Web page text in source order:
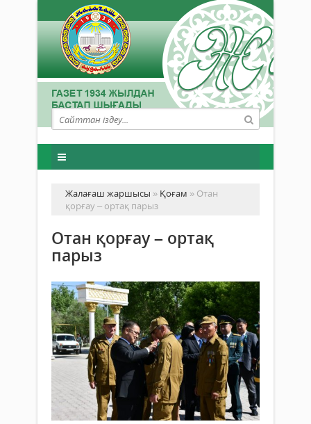
Жалағаш жаршысы » Қоғам » Отан
қорғау – ортақ парыз
Отан қорғау – ортақ
парыз